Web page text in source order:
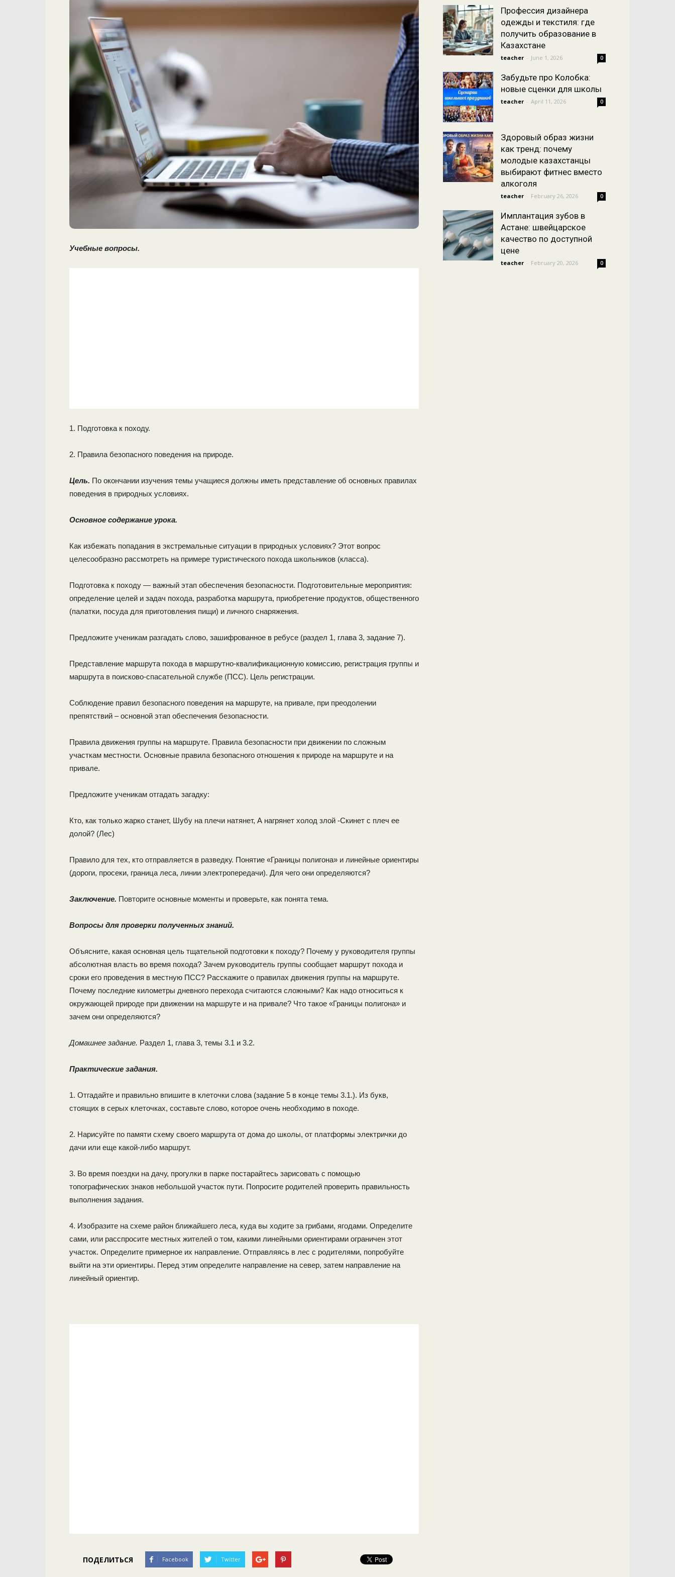
КАЛЕНДАРНОЕ
ПЛАНИРОВАНИЕ
Учебные вопросы.
1. Подготовка к походу.
2. Правила безопасного поведения на природе.
Цель. По окончании изучения темы учащиеся должны иметь представление об основных правилах
поведения в природных условиях.
Основное содержание урока.
Как избежать попадания в экстремальные ситуации в природных условиях? Этот вопрос
целесообразно рассмотреть на примере туристического похода школьников (класса).
Подготовка к походу — важный этап обеспечения безопасности. Подготовительные мероприятия:
определение целей и задач похода, разработка маршрута, приобретение продуктов, общественного
(палатки, посуда для приготовления пищи) и личного снаряжения.
Предложите ученикам разгадать слово, зашифрованное в ребусе (раздел 1, глава 3, задание 7).
Представление маршрута похода в маршрутно-квалификационную комиссию, регистрация группы и
маршрута в поисково-спасательной службе (ПСС). Цель регистрации.
Соблюдение правил безопасного поведения на маршруте, на привале, при преодолении
препятствий – основной этап обеспечения безопасности.
Правила движения группы на маршруте. Правила безопасности при движении по сложным
участкам местности. Основные правила безопасного отношения к природе на маршруте и на
привале.
Предложите ученикам отгадать загадку:
Кто, как только жарко станет, Шубу на плечи натянет, А нагрянет холод злой -Скинет с плеч ее
долой? (Лес)
Правило для тех, кто отправляется в разведку. Понятие «Границы полигона» и линейные ориентиры
(дороги, просеки, граница леса, линии электропередачи). Для чего они определяются?
Заключение. Повторите основные моменты и проверьте, как понята тема.
Вопросы для проверки полученных знаний.
Объясните, какая основная цель тщательной подготовки к походу? Почему у руководителя группы
абсолютная власть во время похода? Зачем руководитель группы сообщает маршрут похода и
сроки его проведения в местную ПСС? Расскажите о правилах движения группы на маршруте.
Почему последние километры дневного перехода считаются сложными? Как надо относиться к
окружающей природе при движении на маршруте и на привале? Что такое «Границы полигона» и
зачем они определяются?
Домашнее задание. Раздел 1, глава 3, темы 3.1 и 3.2.
Практические задания.
1. Отгадайте и правильно впишите в клеточки слова (задание 5 в конце темы 3.1.). Из букв,
стоящих в серых клеточках, составьте слово, которое очень необходимо в походе.
2. Нарисуйте по памяти схему своего маршрута от дома до школы, от платформы электрички до
дачи или еще какой-либо маршрут.
3. Во время поездки на дачу, прогулки в парке постарайтесь зарисовать с помощью
топографических знаков небольшой участок пути. Попросите родителей проверить правильность
выполнения задания.
4. Изобразите на схеме район ближайшего леса, куда вы ходите за грибами, ягодами. Определите
сами, или расспросите местных жителей о том, какими линейными ориентирами ограничен этот
участок. Определите примерное их направление. Отправляясь в лес с родителями, попробуйте
выйти на эти ориентиры. Перед этим определите направление на север, затем направление на
линейный ориентир.
ПОДЕЛИТЬСЯ Facebook Twitter
Профессия дизайнера
одежды и текстиля: где
получить образование в
Казахстане
teacher - June 1, 2026 0
Забудьте про Колобка:
новые сценки для школы
teacher - April 11, 2026 0
Здоровый образ жизни
как тренд: почему
молодые казахстанцы
выбирают фитнес вместо
алкоголя
teacher - February 26, 2026 0
Имплантация зубов в
Астане: швейцарское
качество по доступной
цене
teacher - February 20, 2026 0